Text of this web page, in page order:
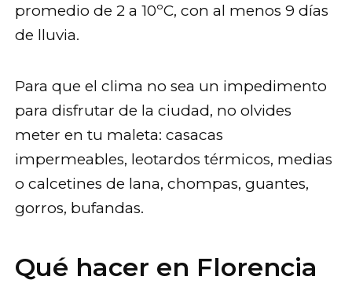
promedio de 2 a 10ºC, con al menos 9 días
de lluvia.
Para que el clima no sea un impedimento
para disfrutar de la ciudad, no olvides
meter en tu maleta: casacas
impermeables, leotardos térmicos, medias
o calcetines de lana, chompas, guantes,
gorros, bufandas.
Qué hacer en Florencia